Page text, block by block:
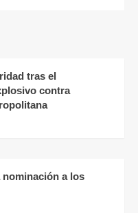
tras el
contra
a los